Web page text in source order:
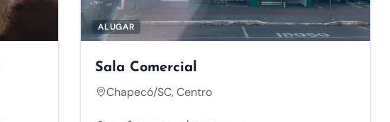
ALUGAR
Sala Comercial
Chapecó/SC, Centro